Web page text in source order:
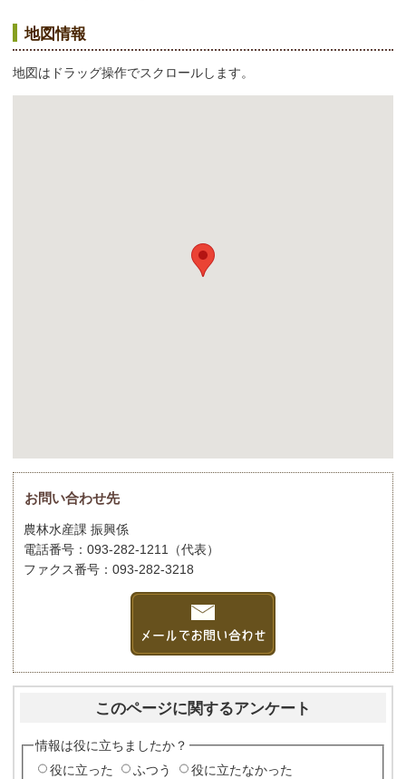
地図情報
地図はドラッグ操作でスクロールします。
お問い合わせ先
農林水産課 振興係
電話番号：093-282-1211（代表）
ファクス番号：093-282-3218
このページに関するアンケート
情報は役に立ちましたか？
役に立った
ふつう 役に立たなかった